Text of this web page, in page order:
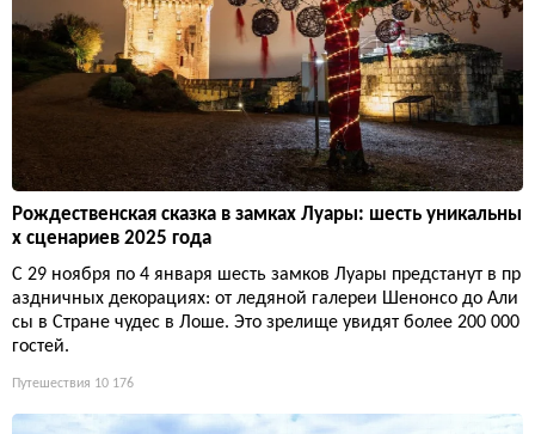
Рождественская сказка в замках Луары: шесть уникальны
х сценариев 2025 года
С 29 ноября по 4 января шесть замков Луары предстанут в пр
аздничных декорациях: от ледяной галереи Шенонсо до Али
сы в Стране чудес в Лоше. Это зрелище увидят более 200 000
гостей.
Путешествия 10 176